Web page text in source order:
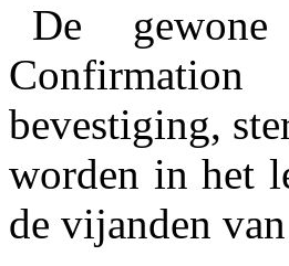
De
Confirmation
bevestiging,
worden in het
de vijanden